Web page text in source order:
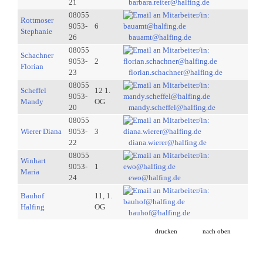
21
barbara.reiter@halfing.de
Rottmoser
Stephanie
08055
9053-
26
6
bauamt@halfing.de
Schachner
Florian
08055
9053-
23
2
florian.schachner@halfing.de
Scheffel
Mandy
08055
9053-
20
12 1.
OG
mandy.scheffel@halfing.de
Wierer Diana
08055
9053-
22
3
diana.wierer@halfing.de
Winhart
Maria
08055
9053-
24
1
ewo@halfing.de
Bauhof
Halfing
11, 1.
OG
bauhof@halfing.de
drucken nach oben